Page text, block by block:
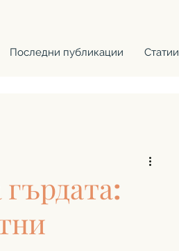
Последни публикации Статии
гърдата: